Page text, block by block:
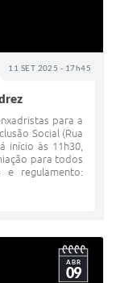
11 SET 2025 - 17h45
para a
Social (Rua
início às 11h30,
para todos
e regulamento:
ABR
09